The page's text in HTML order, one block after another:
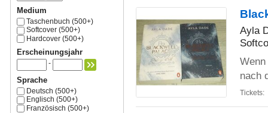
Medium
Taschenbuch (500+)
Softcover (500+)
Hardcover (500+)
Erscheinungsjahr
-
Sprache
Deutsch (500+)
Englisch (500+)
Französisch (500+)
Ayla
nach
Tickets: